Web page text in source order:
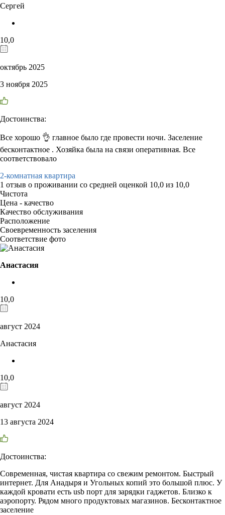
Сергей
10,0
октябрь 2025
3 ноября 2025
Достоинства:
Все хорошо 👌 главное было где провести ночи. Заселение
бесконтактное . Хозяйка была на связи оперативная. Все
соответствовало
2-комнатная квартира
1 отзыв о проживании со средней оценкой 10,0 из 10,0
Чистота
Цена - качество
Качество обслуживания
Расположение
Своевременность заселения
Соответствие фото
Анастасия
10,0
август 2024
Анастасия
10,0
август 2024
13 августа 2024
Достоинства:
Современная, чистая квартира со свежим ремонтом. Быстрый
интернет. Для Анадыря и Угольных копий это большой плюс. У
каждой кровати есть usb порт для зарядки гаджетов. Близко к
аэропорту. Рядом много продуктовых магазинов. Бесконтактное
заселение